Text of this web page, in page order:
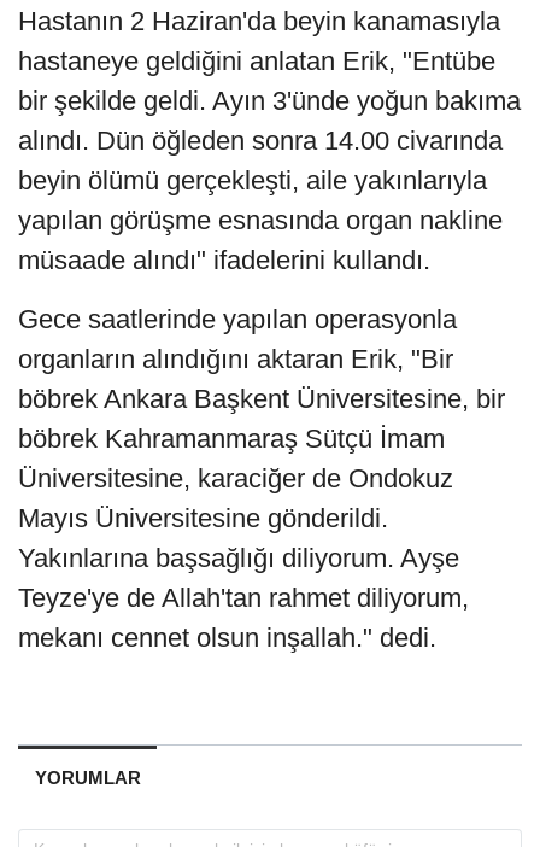
Hastanın 2 Haziran'da beyin kanamasıyla
hastaneye geldiğini anlatan Erik, "Entübe
bir şekilde geldi. Ayın 3'ünde yoğun bakıma
alındı. Dün öğleden sonra 14.00 civarında
beyin ölümü gerçekleşti, aile yakınlarıyla
yapılan görüşme esnasında organ nakline
müsaade alındı" ifadelerini kullandı.
Gece saatlerinde yapılan operasyonla
organların alındığını aktaran Erik, "Bir
böbrek Ankara Başkent Üniversitesine, bir
böbrek Kahramanmaraş Sütçü İmam
Üniversitesine, karaciğer de Ondokuz
Mayıs Üniversitesine gönderildi.
Yakınlarına başsağlığı diliyorum. Ayşe
Teyze'ye de Allah'tan rahmet diliyorum,
mekanı cennet olsun inşallah." dedi.
YORUMLAR